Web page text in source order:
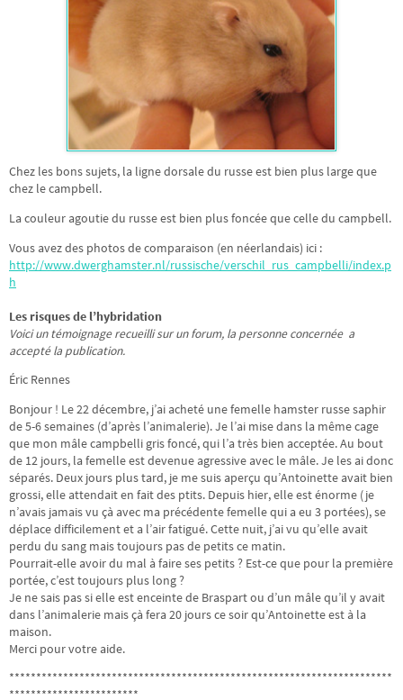
Chez les bons sujets, la ligne dorsale du russe est bien plus large que
chez le campbell.
La couleur agoutie du russe est bien plus foncée que celle du campbell.
Vous avez des photos de comparaison (en néerlandais) ici :
http://www.dwerghamster.nl/russische/verschil_rus_campbelli/index.p
h
Les risques de l’hybridation
Voici un témoignage recueilli sur un forum, la personne concernée a
accepté la publication.
Éric Rennes
Bonjour ! Le 22 décembre, j’ai acheté une femelle hamster russe saphir
de 5-6 semaines (d’après l’animalerie). Je l’ai mise dans la même cage
que mon mâle campbelli gris foncé, qui l’a très bien acceptée. Au bout
de 12 jours, la femelle est devenue agressive avec le mâle. Je les ai donc
séparés. Deux jours plus tard, je me suis aperçu qu’Antoinette avait bien
grossi, elle attendait en fait des ptits. Depuis hier, elle est énorme (je
n’avais jamais vu çà avec ma précédente femelle qui a eu 3 portées), se
déplace difficilement et a l’air fatigué. Cette nuit, j’ai vu qu’elle avait
perdu du sang mais toujours pas de petits ce matin.
Pourrait-elle avoir du mal à faire ses petits ? Est-ce que pour la première
portée, c’est toujours plus long ?
Je ne sais pas si elle est enceinte de Braspart ou d’un mâle qu’il y avait
dans l’animalerie mais çà fera 20 jours ce soir qu’Antoinette est à la
maison.
Merci pour votre aide.
***********************************************************************
************************